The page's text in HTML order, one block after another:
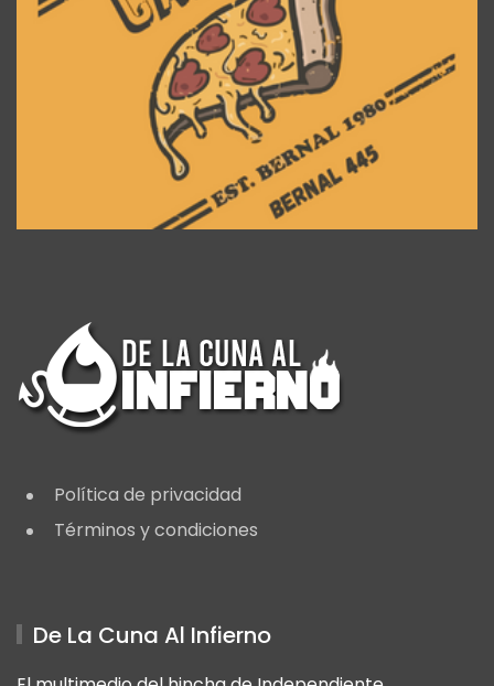
Política de privacidad
Términos y condiciones
De La Cuna Al Infierno